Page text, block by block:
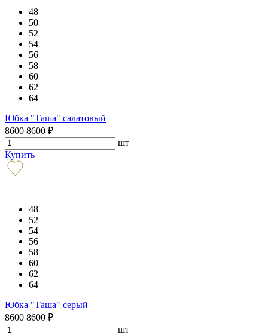
48
50
52
54
56
58
60
62
64
Юбка "Таша" салатовый
8600 8600 ₽
шт
Купить
48
52
54
56
58
60
62
64
Юбка "Таша" серый
8600 8600 ₽
шт